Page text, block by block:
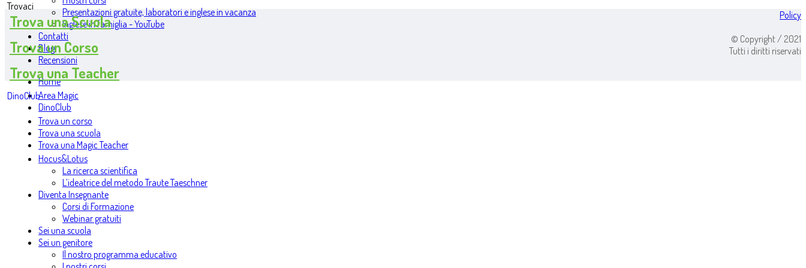
Presentazioni gratuite, laboratori e inglese in vacanza
Inglese in famiglia - YouTube
Contatti
Blog
Recensioni
Home
Area Magic
DinoClub
Trova un corso
Trova una scuola
Trova una Magic Teacher
Hocus&Lotus
La ricerca scientifica
L’ideatrice del metodo Traute Taeschner
Diventa Insegnante
Corsi di Formazione
Webinar gratuiti
Sei una scuola
Sei un genitore
Il nostro programma educativo
Trovaci
Trova una Scuola
Trova un Corso
Trova una Teacher
DinoClub
Policy
© Copyright / 2021
Tutti i diritti riservati